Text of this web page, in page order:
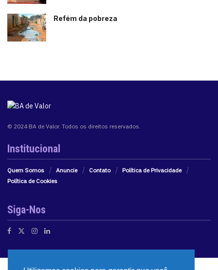
Refém da pobreza
© 2024 BA de Valor. Todos os direitos reservados.
Institucional
Quem Somos Anuncie Contato
Política de Privacidade
Política de Cookies
Siga-Nos